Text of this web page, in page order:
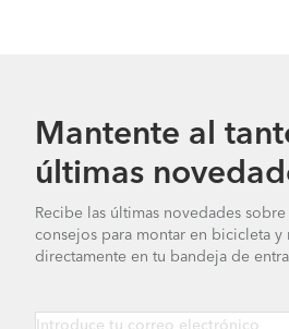
Mantente al
últimas
Recibe las últimas novedades
consejos para montar en bicicleta y
directamente en tu bandeja de